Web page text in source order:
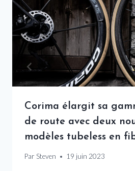
Corima élargit sa
de route avec deux
modèles tubeless en
Par Steven 19 juin 2023